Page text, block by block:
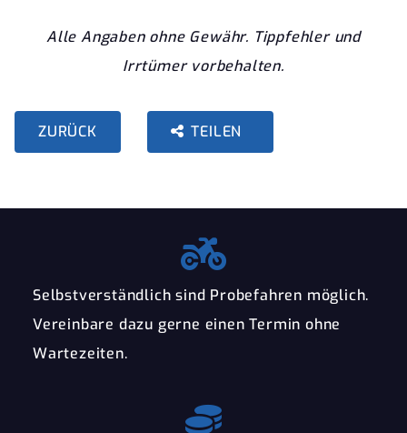
Alle Angaben ohne Gewähr. Tippfehler und
Irrtümer vorbehalten.
ZURÜCK TEILEN
Selbstverständlich sind Probefahren möglich.
Vereinbare dazu gerne einen Termin ohne
Wartezeiten.